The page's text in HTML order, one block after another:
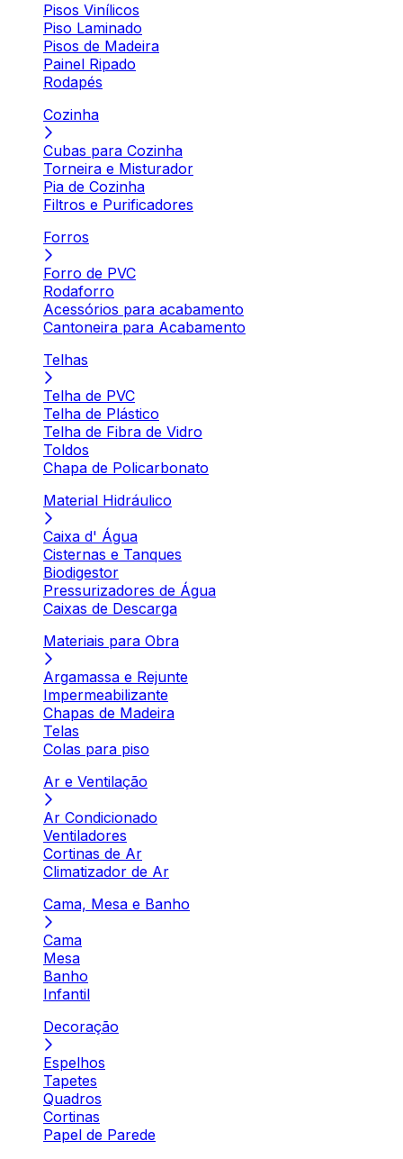
Pisos Vinílicos
Piso Laminado
Pisos de Madeira
Painel Ripado
Rodapés
Cozinha
Cubas para Cozinha
Torneira e Misturador
Pia de Cozinha
Filtros e Purificadores
Forros
Forro de PVC
Rodaforro
Acessórios para acabamento
Cantoneira para Acabamento
Telhas
Telha de PVC
Telha de Plástico
Telha de Fibra de Vidro
Toldos
Chapa de Policarbonato
Material Hidráulico
Caixa d' Água
Cisternas e Tanques
Biodigestor
Pressurizadores de Água
Caixas de Descarga
Materiais para Obra
Argamassa e Rejunte
Impermeabilizante
Chapas de Madeira
Telas
Colas para piso
Ar e Ventilação
Ar Condicionado
Ventiladores
Cortinas de Ar
Climatizador de Ar
Cama, Mesa e Banho
Cama
Mesa
Banho
Infantil
Decoração
Espelhos
Tapetes
Quadros
Cortinas
Papel de Parede